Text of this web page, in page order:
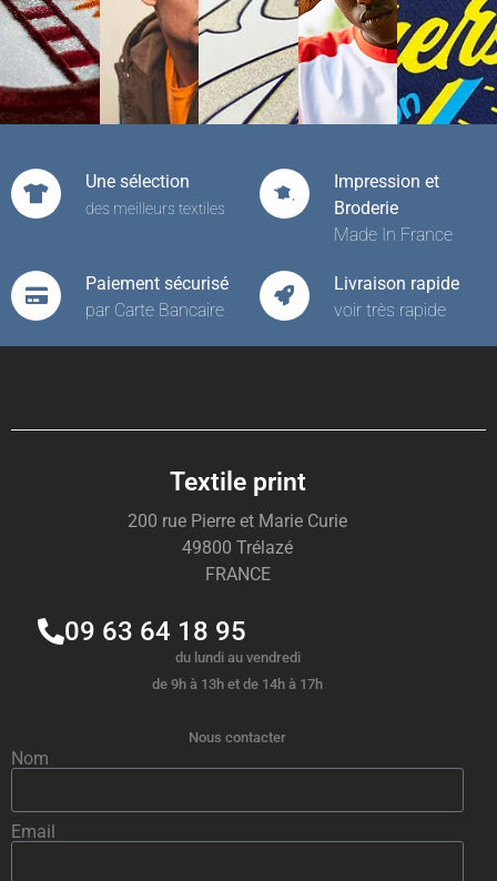
Une sélection
des meilleurs textiles
Impression et
Broderie
Made In France
Paiement sécurisé
par Carte Bancaire
Livraison rapide
voir très rapide
Textile print
200 rue Pierre et Marie Curie
49800 Trélazé
FRANCE
09 63 64 18 95
du lundi au vendredi
de 9h à 13h et de 14h à 17h
Nous contacter
Nom
Email